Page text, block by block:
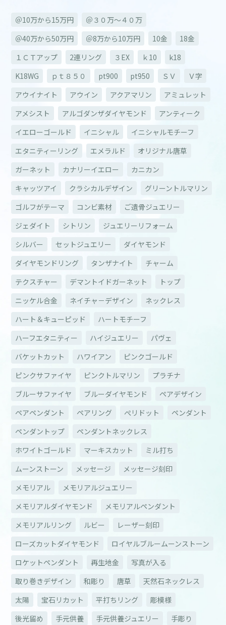
＠10万から15万円
＠３０万～４０万
＠40万から50万円
＠8万から10万円 10金
18金
１ＣＴアップ
2連リング ３EX ｋ10
k18
K18WG
ｐｔ８５０ pt900 pt950 ＳＶ
Ｖ字
アウイナイト
アウイン アクアマリン
アミュレット
アメシスト
アルゴダンザダイヤモンド
アンティーク
イエローゴールド
イニシャル
イニシャルモチーフ
エタニティーリング
エメラルド
オリジナル唐草
ガーネット
カナリーイエロー
カニカン
キャッツアイ
クラシカルデザイン
グリーントルマリン
ゴルフがテーマ
コンビ素材
ご遺骨ジュエリー
ジェダイト
シトリン
ジュエリーリフォーム
シルバー
セットジュエリー
ダイヤモンド
ダイヤモンドリング
タンザナイト
チャーム
テクスチャー
デマントイドガーネット
トップ
ニッケル合金
ネイチャ－デザイン
ネックレス
ハート＆キューピッド
ハートモチーフ
ハーフエタニティー
ハイジュエリー
パヴェ
バケットカット
ハワイアン
ピンクゴールド
ピンクサファイヤ
ピンクトルマリン
プラチナ
ブルーサファイヤ
ブルーダイヤモンド
ペアデザイン
ペアペンダント
ペアリング ぺリドット
ペンダント
ペンダントップ
ペンダントネックレス
ホワイトゴールド
マーキスカット
ミル打ち
ムーンストーン
メッセージ
メッセージ刻印
メモリアル
メモリアルジュエリー
メモリアルダイヤモンド
メモリアルペンダント
メモリアルリング
ルビー
レーザー刻印
ローズカットダイヤモンド
ロイヤルブルームーンストーン
ロケットペンダント
再生地金
写真が入る
取り巻きデザイン
和彫り 唐草
天然石ネックレス
太陽
宝石リカット 平打ちリング
彫模様
後光留め
手元供養 手元供養ジュエリー
手彫り